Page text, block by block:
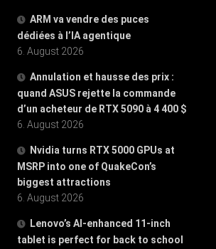
ARM va vendre des puces
dédiées à l’IA agentique
6. August 2026
Annulation et hausse des prix :
quand ASUS rejette la commande
d’un acheteur de RTX 5090 à 4 400 $
6. August 2026
Nvidia turns RTX 5000 GPUs at
MSRP into one of QuakeCon’s
biggest attractions
6. August 2026
Lenovo’s AI-enhanced 11-inch
tablet is perfect for back to school